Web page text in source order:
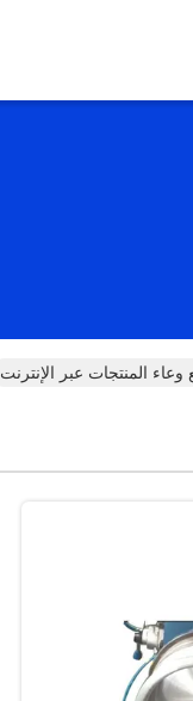
وعاء المنتجات عبر الإنترنت